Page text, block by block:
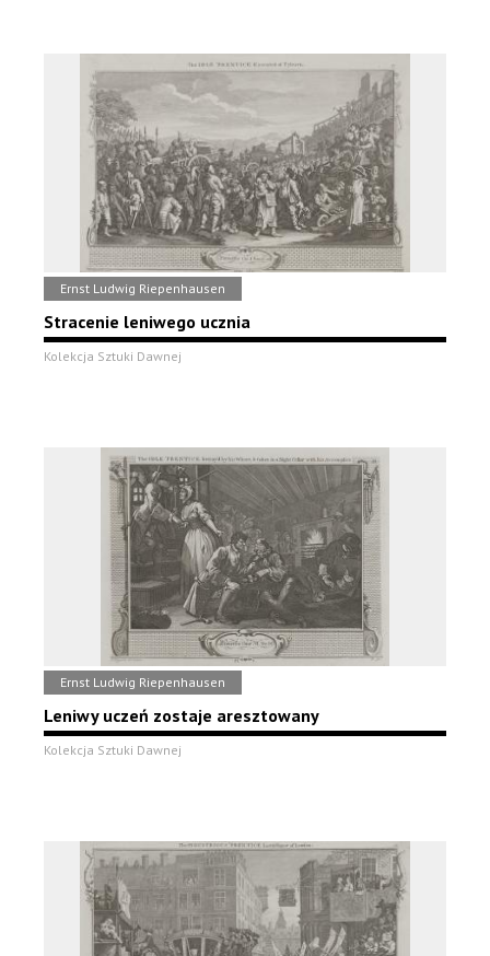
Ernst Ludwig Riepenhausen
Stracenie leniwego ucznia
Kolekcja Sztuki Dawnej
Ernst Ludwig Riepenhausen
Leniwy uczeń zostaje aresztowany
Kolekcja Sztuki Dawnej